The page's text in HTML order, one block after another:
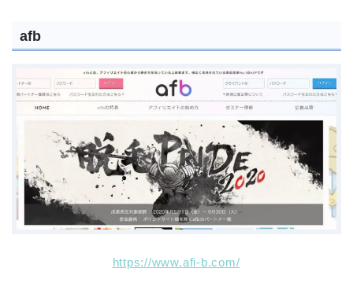
afb
https://www.afi-b.com/